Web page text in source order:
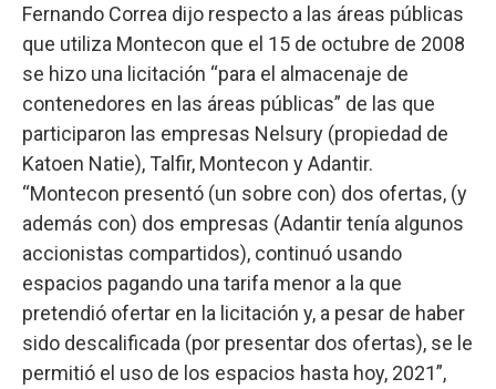
Fernando Correa dijo respecto a las áreas públicas
que utiliza Montecon que el 15 de octubre de 2008
se hizo una licitación “para el almacenaje de
contenedores en las áreas públicas” de las que
participaron las empresas Nelsury (propiedad de
Katoen Natie), Talfir, Montecon y Adantir.
“Montecon presentó (un sobre con) dos ofertas, (y
además con) dos empresas (Adantir tenía algunos
accionistas compartidos), continuó usando
espacios pagando una tarifa menor a la que
pretendió ofertar en la licitación y, a pesar de haber
sido descalificada (por presentar dos ofertas), se le
permitió el uso de los espacios hasta hoy, 2021”,